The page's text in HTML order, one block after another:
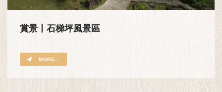
賞景丨石梯坪風景區
MORE...